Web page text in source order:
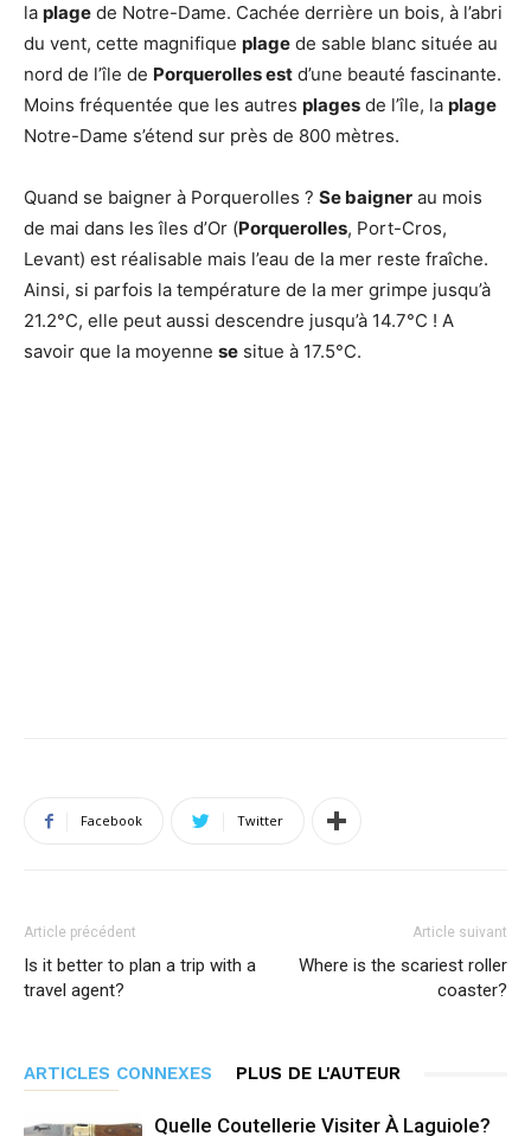
la plage de Notre-Dame. Cachée derrière un bois, à l’abri
du vent, cette magnifique plage de sable blanc située au
nord de l’île de Porquerolles est d’une beauté fascinante.
Moins fréquentée que les autres plages de l’île, la plage
Notre-Dame s’étend sur près de 800 mètres.
Quand se baigner à Porquerolles ? Se baigner au mois
de mai dans les îles d’Or (Porquerolles, Port-Cros,
Levant) est réalisable mais l’eau de la mer reste fraîche.
Ainsi, si parfois la température de la mer grimpe jusqu’à
21.2°C, elle peut aussi descendre jusqu’à 14.7°C ! A
savoir que la moyenne se situe à 17.5°C.
Facebook Twitter
Article précédent
Is it better to plan a trip with a
travel agent?
Article suivant
Where is the scariest roller
coaster?
ARTICLES CONNEXES PLUS DE L'AUTEUR
Quelle Coutellerie Visiter À Laguiole?